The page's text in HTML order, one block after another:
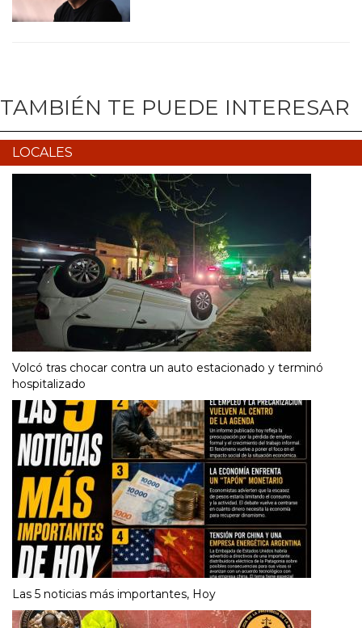
TAMBIÉN TE PUEDE INTERESAR
LOCALES
Volcó tras chocar contra un auto estacionado y terminó
hospitalizado
Las 5 noticias más importantes, Hoy